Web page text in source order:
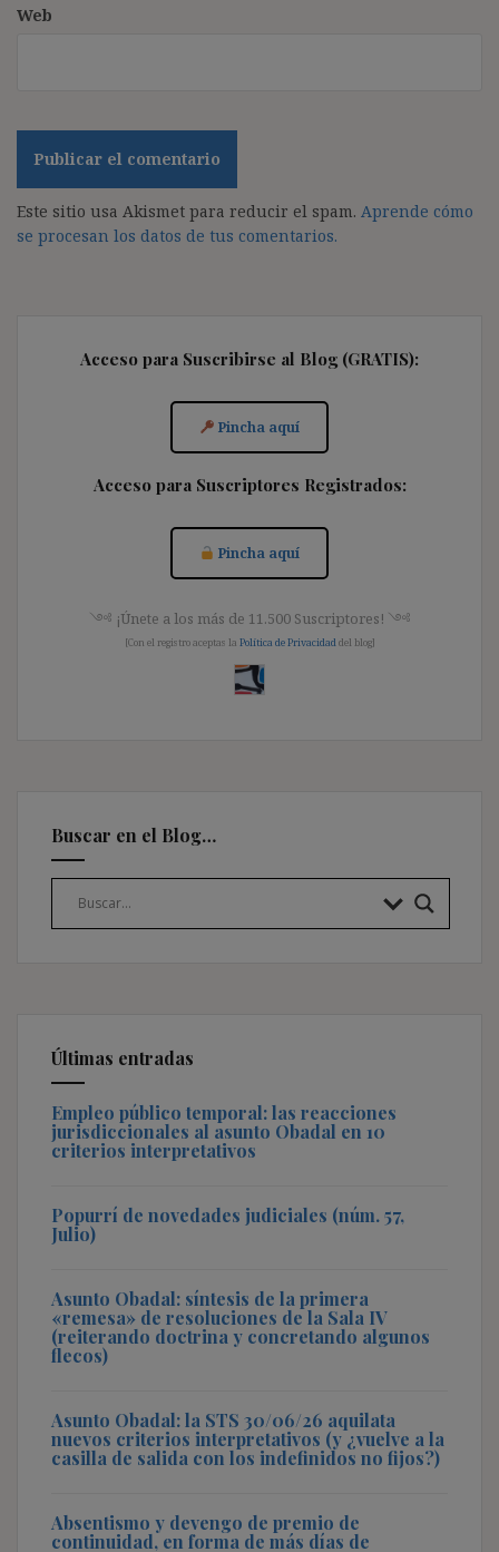
Web
Este sitio usa Akismet para reducir el spam. Aprende cómo
se procesan los datos de tus comentarios.
Acceso para Suscribirse al Blog (GRATIS):
Pincha aquí
Acceso para Suscriptores Registrados:
Pincha aquí
༺ ¡Únete a los más de 11.500 Suscriptores! ༺
[Con el registro aceptas la Política de Privacidad del blog]
Buscar en el Blog…
Últimas entradas
Empleo público temporal: las reacciones
jurisdiccionales al asunto Obadal en 10
criterios interpretativos
Popurrí de novedades judiciales (núm. 57,
Julio)
Asunto Obadal: síntesis de la primera
«remesa» de resoluciones de la Sala IV
(reiterando doctrina y concretando algunos
flecos)
Asunto Obadal: la STS 30/06/26 aquilata
nuevos criterios interpretativos (y ¿vuelve a la
casilla de salida con los indefinidos no fijos?)
Absentismo y devengo de premio de
continuidad, en forma de más días de